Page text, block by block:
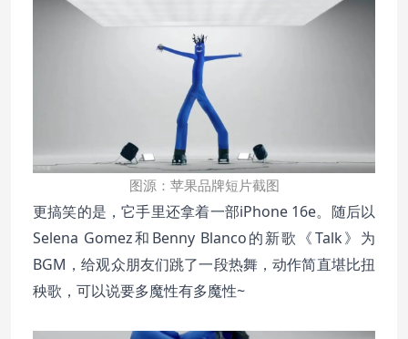
图源：苹果品牌短片截图
更搞笑的是，它手里还拿着一部iPhone 16e。随后以
Selena Gomez和Benny Blanco的新歌《Talk》为
BGM，给观众朋友们跳了一段热舞，动作简直堪比扭
秧歌，可以说要多魔性有多魔性~